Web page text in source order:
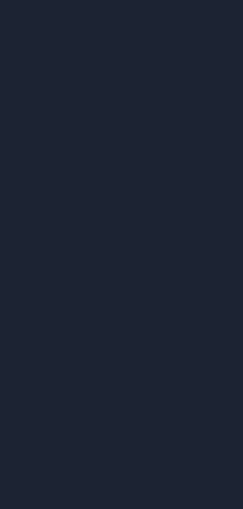
珠手电筒车灯
光led灯珠